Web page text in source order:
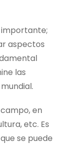
aspectos
las
en
etc. Es
se puede